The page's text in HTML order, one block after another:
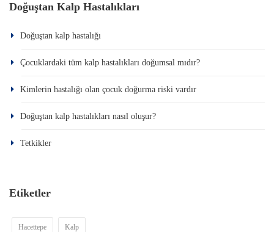
Doğuştan Kalp Hastalıkları
Doğuştan kalp hastalığı
Çocuklardaki tüm kalp hastalıkları doğumsal mıdır?
Kimlerin hastalığı olan çocuk doğurma riski vardır
Doğuştan kalp hastalıkları nasıl oluşur?
Tetkikler
Etiketler
Hacettepe Kalp